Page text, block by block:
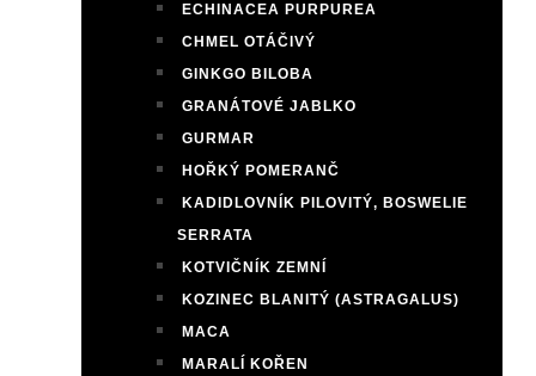
ECHINACEA PURPUREA
CHMEL OTÁČIVÝ
GINKGO BILOBA
GRANÁTOVÉ JABLKO
GURMAR
HOŘKÝ POMERANČ
KADIDLOVNÍK PILOVITÝ, BOSWELIE
SERRATA
KOTVIČNÍK ZEMNÍ
KOZINEC BLANITÝ (ASTRAGALUS)
MACA
MARALÍ KOŘEN